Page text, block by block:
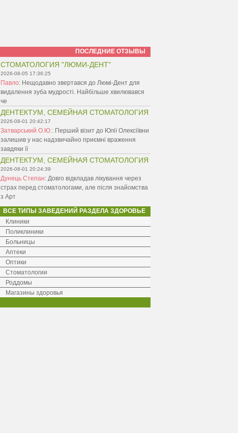
ПОСЛЕДНИЕ ОТЗЫВЫ
СТОМАТОЛОГИЯ "ЛЮМИ-ДЕНТ"
2026-08-05 17:36:25
Павло: Нещодавно звертався до Люмі-Дент для
видалення зуба мудрості. Найбільше хвилювався
че
ДЕНТЕКТУМ, СЕМЕЙНАЯ СТОМАТОЛОГИЯ
2026-08-01 20:42:17
Затварський О.Ю.: Перший візит до Юлії Олексіївни
залишив у нас надзвичайно приємні враження
завдяки її
ДЕНТЕКТУМ, СЕМЕЙНАЯ СТОМАТОЛОГИЯ
2026-08-01 20:24:39
Дунець Степан: Довго відкладав лікування через
страх перед стоматологами, але після знайомства
з Арт
ВСЕ ТИПЫ ЗАВЕДЕНИЙ РАЗДЕЛА ЗДОРОВЬЕ
Клиники
Поликлиники
Больницы
Аптеки
Оптики
Стоматологии
Роддомы
Магазины здоровья